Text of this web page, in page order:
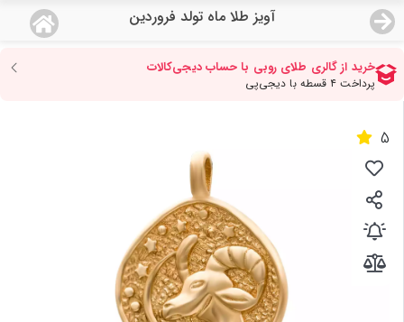
آویز طلا ماه تولد فروردین
منو
صفحه اصلی
دسته بندی محصولات
نمایندگی ها
مجله روبی
5